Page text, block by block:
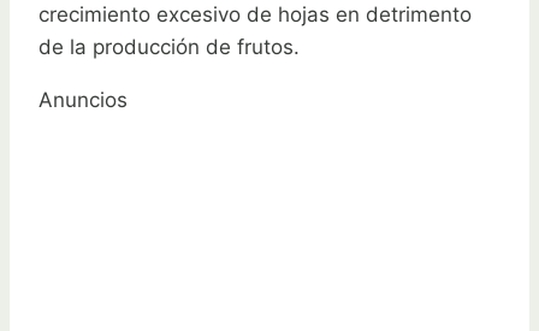
crecimiento excesivo de hojas en detrimento
de la producción de frutos.
Anuncios